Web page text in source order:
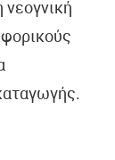
νεογνική